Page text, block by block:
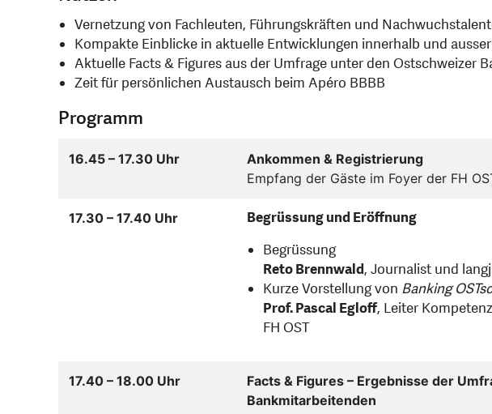
Vernetzung von Fachleuten, Führungskräften und
Kompakte Einblicke in aktuelle Entwicklungen innerhalb und
Aktuelle Facts & Figures aus der Umfrage unter den Ostschweizer
Zeit für persönlichen Austausch beim Apéro BBBB
Programm
16.45 – 17.30 Uhr
Ankommen & Registrierung
Empfang der Gäste im Foyer der FH
17.30 – 17.40 Uhr
Begrüssung und Eröffnung
Begrüssung
Reto Brennwald, Journalist und
Kurze Vorstellung von Banking
Prof. Pascal Egloff, Leiter
FH OST
17.40 – 18.00 Uhr
Facts & Figures – Ergebnisse der
Bankmitarbeitenden